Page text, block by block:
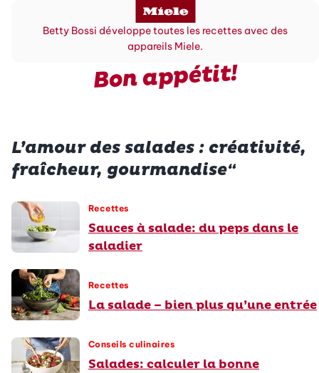
Betty Bossi développe toutes les recettes avec des
appareils Miele.
Bon appétit!
L’amour des salades : créativité,
fraîcheur, gourmandise“
Recettes
Sauces à salade: du peps dans le
saladier
Recettes
La salade – bien plus qu’une entrée
Conseils culinaires
Salades: calculer la bonne